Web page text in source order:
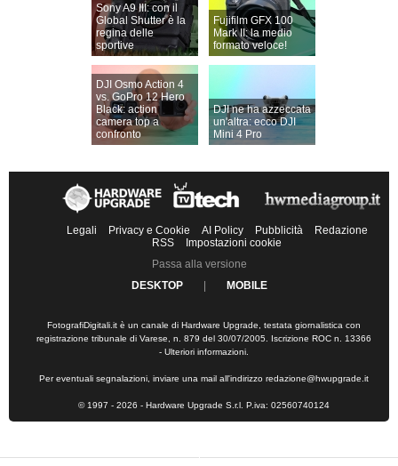
Sony A9 III: con il
Global Shutter è la
regina delle
sportive
Fujifilm GFX 100
Mark II: la medio
formato veloce!
DJI Osmo Action 4
vs. GoPro 12 Hero
Black: action
camera top a
confronto
DJI ne ha azzeccata
un'altra: ecco DJI
Mini 4 Pro
Legali Privacy e Cookie AI Policy Pubblicità
Redazione
RSS
Impostazioni cookie
Passa alla versione
DESKTOP
| MOBILE
FotografiDigitali.it è un canale di Hardware Upgrade, testata giornalistica con
registrazione tribunale di Varese, n. 879 del 30/07/2005. Iscrizione ROC n. 13366
- Ulteriori informazioni.
Per eventuali segnalazioni, inviare una mail all'indirizzo redazione@hwupgrade.it
© 1997 - 2026 - Hardware Upgrade S.r.l. P.iva: 02560740124